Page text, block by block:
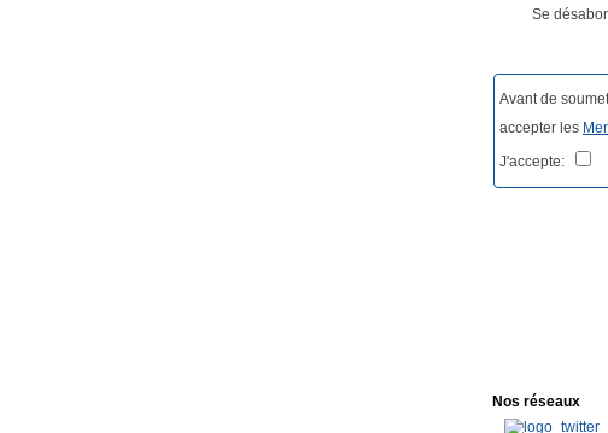
Se
Avant de
accepter les
J'accepte:
Nos réseaux